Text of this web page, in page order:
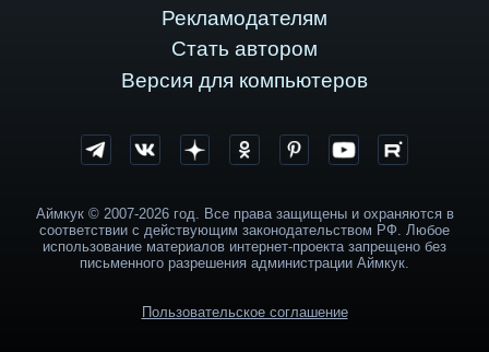
Рекламодателям
Стать автором
Версия для компьютеров
Аймкук © 2007-2026 год. Все права защищены и охраняются в
соответствии с действующим законодательством РФ. Любое
использование материалов интернет-проекта запрещено без
письменного разрешения администрации Аймкук.
Пользовательское соглашение